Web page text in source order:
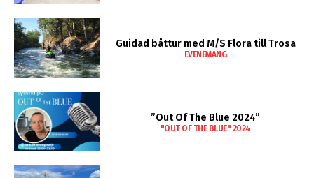
Guidad båttur med M/S Flora till Trosa
EVENEMANG
”Out Of The Blue 2024”
"OUT OF THE BLUE" 2024